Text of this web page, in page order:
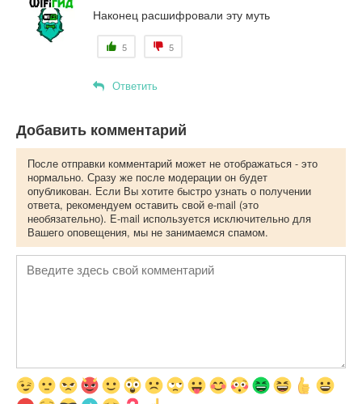
Наконец расшифровали эту муть
5 5
Ответить
Добавить комментарий
После отправки комментарий может не отображаться - это
нормально. Сразу же после модерации он будет
опубликован. Если Вы хотите быстро узнать о получении
ответа, рекомендуем оставить свой e-mail (это
необязательно). E-mail используется исключительно для
Вашего оповещения, мы не занимаемся спамом.